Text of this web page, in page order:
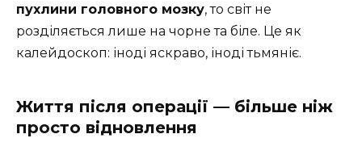
пухлини головного мозку, то світ не
розділяється лише на чорне та біле. Це як
калейдоскоп: іноді яскраво, іноді тьмяніє.
Життя після операції — більше ніж
просто відновлення